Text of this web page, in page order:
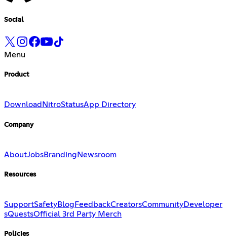
Social
Menu
Product
Download NitroStatusApp Directory
Company
AboutJobsBranding Newsroom
Resources
SupportSafetyBlog FeedbackCreatorsCommunityDeveloper
sQuestsOfficial 3rd Party Merch
Policies